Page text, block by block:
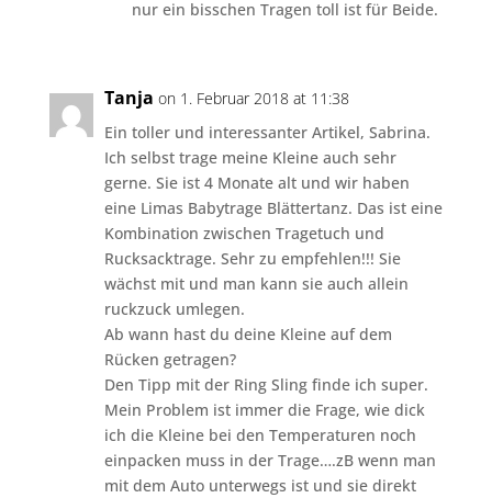
nur ein bisschen Tragen toll ist für Beide.
Tanja on 1. Februar 2018 at 11:38
Ein toller und interessanter Artikel, Sabrina.
Ich selbst trage meine Kleine auch sehr
gerne. Sie ist 4 Monate alt und wir haben
eine Limas Babytrage Blättertanz. Das ist eine
Kombination zwischen Tragetuch und
Rucksacktrage. Sehr zu empfehlen!!! Sie
wächst mit und man kann sie auch allein
ruckzuck umlegen.
Ab wann hast du deine Kleine auf dem
Rücken getragen?
Den Tipp mit der Ring Sling finde ich super.
Mein Problem ist immer die Frage, wie dick
ich die Kleine bei den Temperaturen noch
einpacken muss in der Trage….zB wenn man
mit dem Auto unterwegs ist und sie direkt